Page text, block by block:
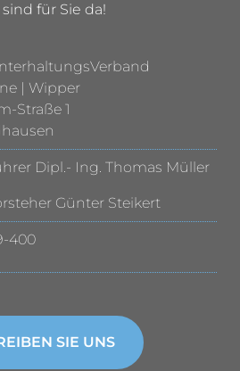
für Sie da!
| Wipper
Straße 1
Dipl.- Ing. Thomas Müller
Günter Steikert
400
SIE UNS